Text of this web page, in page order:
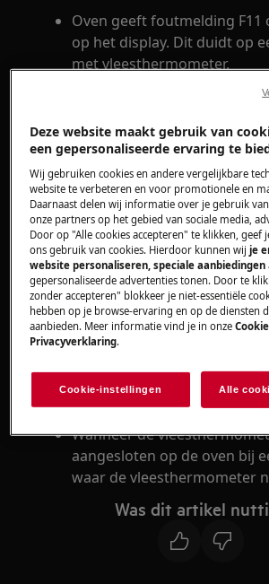
Oven geeft foutmelding F11
op het display. Dit duidt op
met vleesthermometer.
Oven
Oplossing
Sluit de vleesthermometer
Neem contact op met onze
voor een afspraak.
Wanneer de bovenstaande
probleem niet hebben opgelost,
een bezoek van een technicus aan
Oorzaak
Wanneer de
aangesloten op de oven bij
waar de vleesthermometer
Was dit artikel
Deze website maakt gebruik van
een gepersonaliseerde ervaring te
Wij gebruiken cookies en andere vergelijkbare
website te verbeteren en voor promotionele en
Daarnaast delen wij informatie over je gebruik
onze partners op het gebied van sociale media,
Door op "Alle cookies accepteren" te klikken,
ons gebruik van cookies. Hierdoor kunnen wijje
website personaliseren, speciale aanbiedingen
gepersonaliseerde advertenties tonen. Door te
zonder accepteren" blokkeer je niet-essentiële
hebben op je browse-ervaring en op de diensten
aanbieden. Meer informatie vind je in onze
Privacyverklaring.
Cookie-instellingen Alle